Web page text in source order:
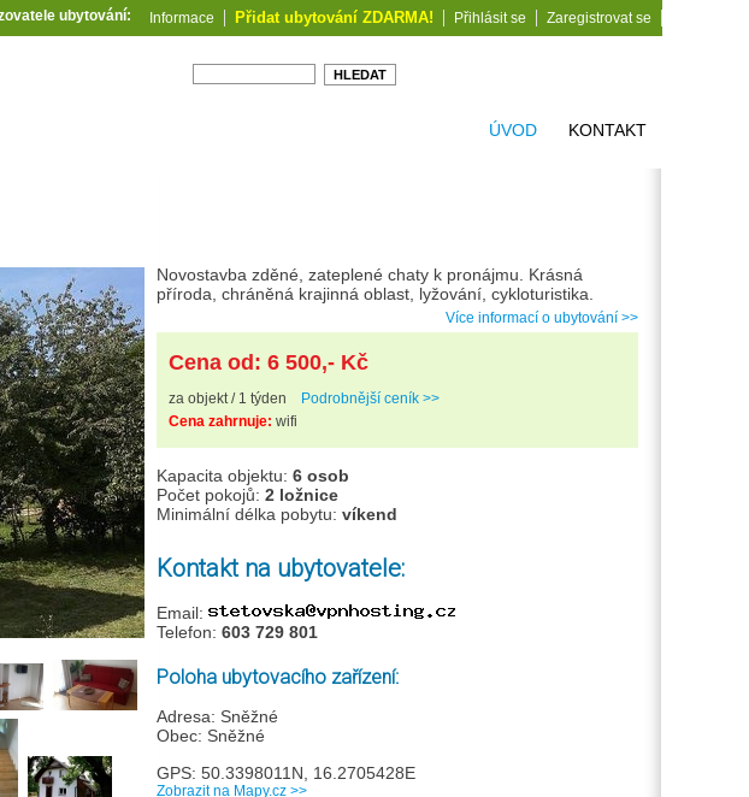
Novostavba zděné, zateplené chaty k pronájmu. Krásná
příroda, chráněná krajinná oblast, lyžování, cykloturistika.
Více informací o ubytování >>
Cena od: 6 500,- Kč
za objekt / 1 týden
Podrobnější ceník >>
Cena zahrnuje: wifi
Kapacita objektu: 6 osob
Počet pokojů: 2 ložnice
Minimální délka pobytu: víkend
Kontakt na ubytovatele:
Email:
Telefon: 603 729 801
Poloha ubytovacího zařízení:
Adresa: Sněžné
Obec: Sněžné
GPS: 50.3398011N, 16.2705428E
Zobrazit na Mapy.cz >>
ubytování: Informace Přidat ubytování ZDARMA! Přihlásit se Zaregistrovat se
ÚVOD KONTAKT